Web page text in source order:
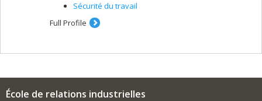
Sécurité du travail
Full Profile
École de relations industrielles